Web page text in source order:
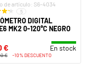
de artículo: S6-4034
5
DIGITAL
MK2 0-120°C NEGRO
€ En stock
€ -10% DESCUENTO